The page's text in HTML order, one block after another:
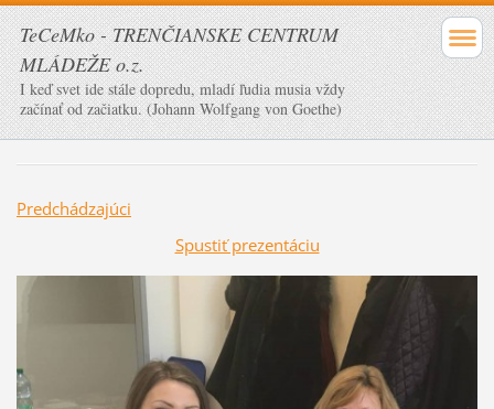
TeCeMko - TRENČIANSKE CENTRUM
MLÁDEŽE o.z.
I keď svet ide stále dopredu, mladí ľudia musia vždy
začínať od začiatku. (Johann Wolfgang von Goethe)
Predchádzajúci
Spustiť prezentáciu